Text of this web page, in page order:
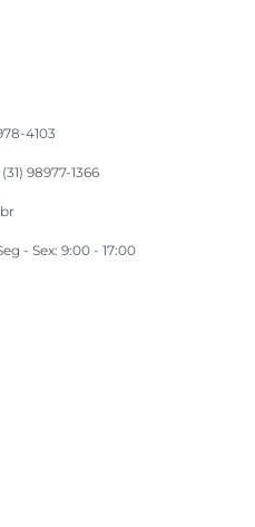
4103
(31) 98977-1366
- Sex: 9:00 - 17:00